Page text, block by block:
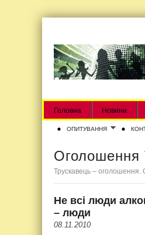
Головна Новини
ОПИТУВАННЯ
Оголошення
Трускавець – оголошення.
Не всі люди
– люди
08.11.2010